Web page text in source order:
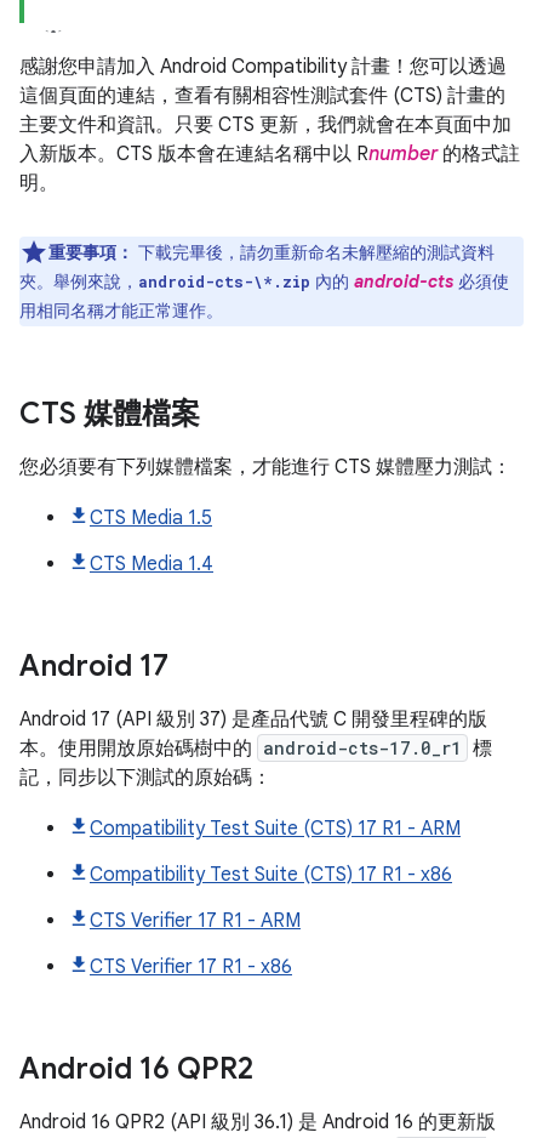
感謝您申請加入 Android Compatibility 計畫！您可以透過
這個頁面的連結，查看有關相容性測試套件 (CTS) 計畫的
主要文件和資訊。只要 CTS 更新，我們就會在本頁面中加
入新版本。CTS 版本會在連結名稱中以 Rnumber的格式註
明。
重要事項： 下載完畢後，請勿重新命名未解壓縮的測試資料
夾。舉例來說， android-cts-\*.zip 內的 android-cts 必須使
用相同名稱才能正常運作。
CTS 媒體檔案
您必須要有下列媒體檔案，才能進行 CTS 媒體壓力測試：
CTS Media 1.5
CTS Media 1.4
Android 17
Android 17 (API 級別 37) 是產品代號 C 開發里程碑的版
本。使用開放原始碼樹中的 android-cts-17.0_r1
標
記，同步以下測試的原始碼：
Compatibility Test Suite (CTS) 17 R1 - ARM
Compatibility Test Suite (CTS) 17 R1 - x86
CTS Verifier 17 R1 - ARM
CTS Verifier 17 R1 - x86
Android 16 QPR2
Android 16 QPR2 (API 級別 36.1) 是 Android 16 的更新版